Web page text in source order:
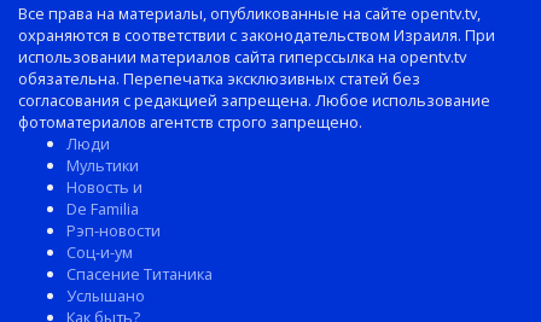
Все права на материалы, опубликованные на сайте opentv.tv,
охраняются в соответствии с законодательством Израиля. При
использовании материалов сайта гиперссылка на opentv.tv
обязательна. Перепечатка эксклюзивных статей без
согласования с редакцией запрещена. Любое использование
фотоматериалов агентств строго запрещено.
Люди
Мультики
Новость и
De Familia
Рэп-новости
Соц-и-ум
Спасение Титаника
Услышано
Как быть?